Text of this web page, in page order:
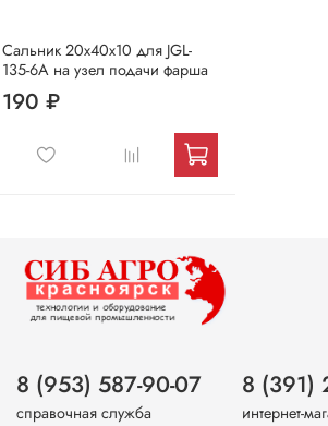
Сальник 20х40х10 для JGL-
135-6A на узел подачи фарша
190 ₽
8 (953) 587-90-07
справочная служба
8 (391)
интернет-